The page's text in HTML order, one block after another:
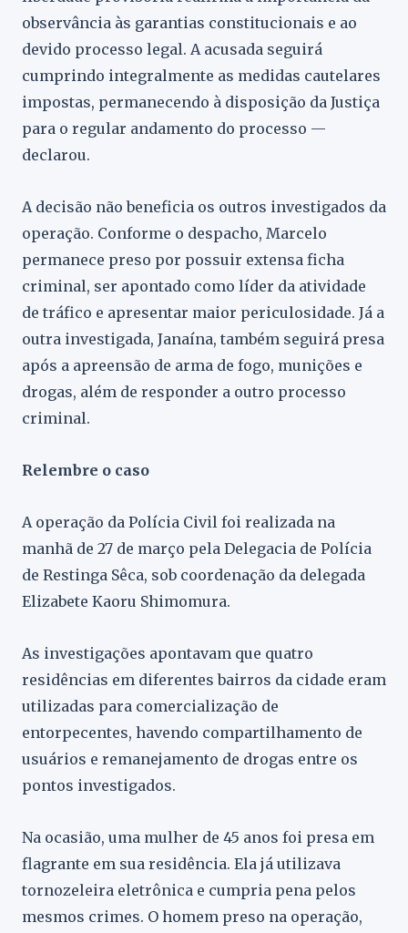
observância às garantias constitucionais e ao
devido processo legal. A acusada seguirá
cumprindo integralmente as medidas cautelares
impostas, permanecendo à disposição da Justiça
para o regular andamento do processo —
declarou.
A decisão não beneficia os outros investigados da
operação. Conforme o despacho, Marcelo
permanece preso por possuir extensa ficha
criminal, ser apontado como líder da atividade
de tráfico e apresentar maior periculosidade. Já a
outra investigada, Janaína, também seguirá presa
após a apreensão de arma de fogo, munições e
drogas, além de responder a outro processo
criminal.
Relembre o caso
A operação da Polícia Civil foi realizada na
manhã de 27 de março pela Delegacia de Polícia
de Restinga Sêca, sob coordenação da delegada
Elizabete Kaoru Shimomura.
As investigações apontavam que quatro
residências em diferentes bairros da cidade eram
utilizadas para comercialização de
entorpecentes, havendo compartilhamento de
usuários e remanejamento de drogas entre os
pontos investigados.
Na ocasião, uma mulher de 45 anos foi presa em
flagrante em sua residência. Ela já utilizava
tornozeleira eletrônica e cumpria pena pelos
mesmos crimes. O homem preso na operação,